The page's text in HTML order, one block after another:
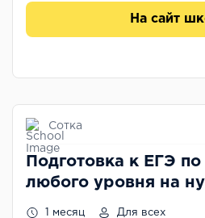
На сайт
Сотка
Подготовка к ЕГЭ по физике с
любого
1 месяц Для всех